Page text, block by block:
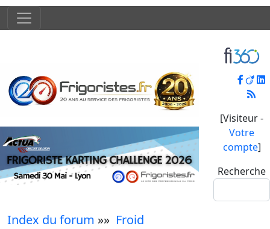
[Visiteur -
Votre
compte]
Recherche
Index du forum »» Froid